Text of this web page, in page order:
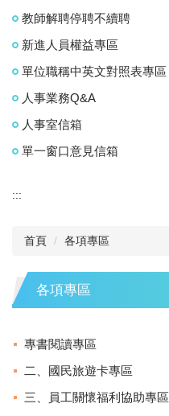
教師解聘停聘不續聘
新進人員權益專區
單位職稱中英文對照表專區
人事業務Q&A
人事室信箱
單一窗口意見信箱
:::
首頁 各項專區
各項專區
專書閱讀專區
二、國民旅遊卡專區
三、員工關懷福利協助專區